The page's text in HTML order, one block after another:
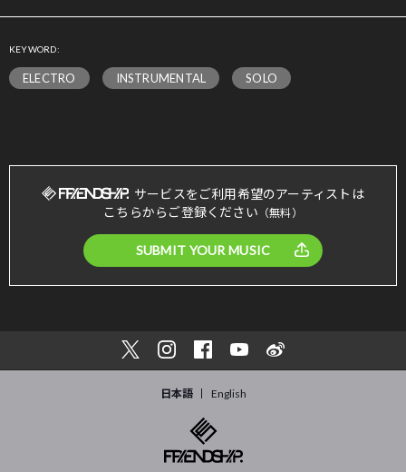
KEYWORD:
ELECTRO INSTRUMENTAL SOLO
サービスをご利用希望のアーティストは
こちらからご登録ください （無料）
SUBMIT YOUR MUSIC
日本語 English